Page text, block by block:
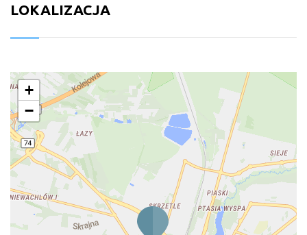
LOKALIZACJA
+
−